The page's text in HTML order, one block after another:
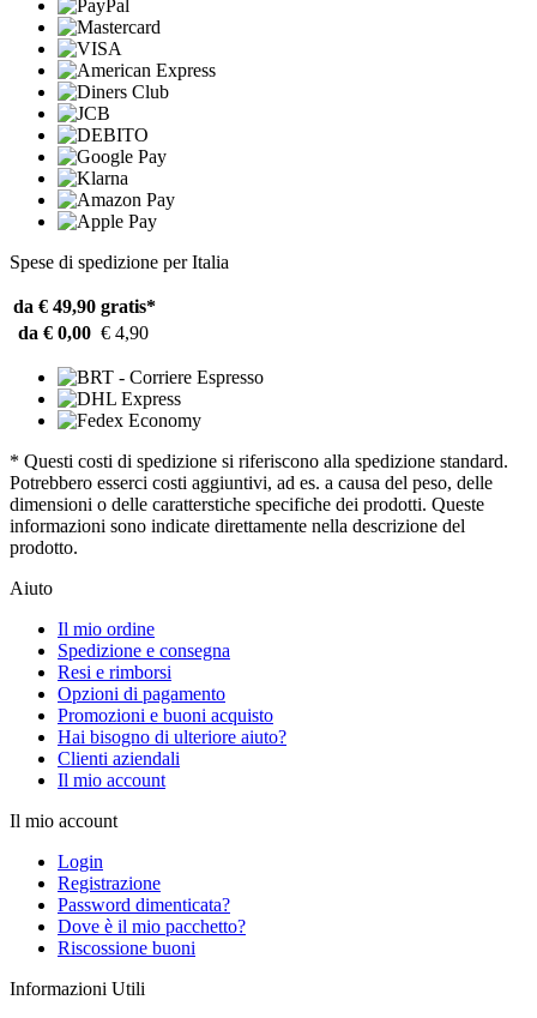
Spese di spedizione per Italia
da € 49,90 gratis*
da € 0,00 € 4,90
* Questi costi di spedizione si riferiscono alla spedizione standard.
Potrebbero esserci costi aggiuntivi, ad es. a causa del peso, delle
dimensioni o delle caratterstiche specifiche dei prodotti. Queste
informazioni sono indicate direttamente nella descrizione del
prodotto.
Aiuto
Il mio ordine
Spedizione e consegna
Resi e rimborsi
Opzioni di pagamento
Promozioni e buoni acquisto
Hai bisogno di ulteriore aiuto?
Clienti aziendali
Il mio account
Il mio account
Login
Registrazione
Password dimenticata?
Dove è il mio pacchetto?
Riscossione buoni
Informazioni Utili